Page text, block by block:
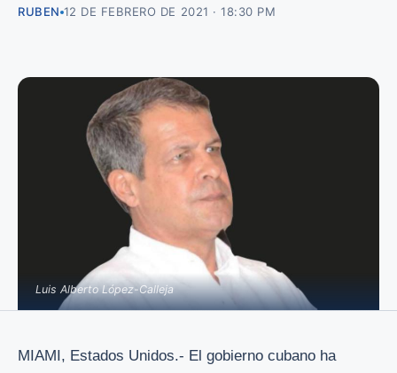
RUBEN 12 DE FEBRERO DE 2021 · 18:30 PM
Luis Alberto López-Calleja
MIAMI, Estados Unidos.- El gobierno cubano ha